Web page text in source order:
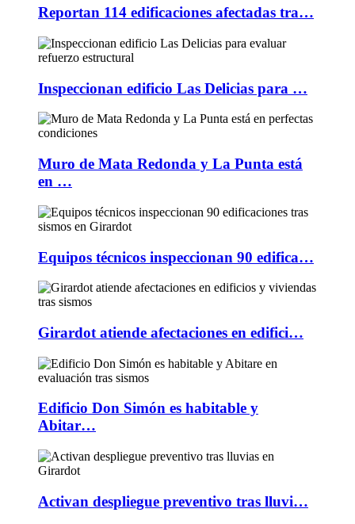
Reportan 114 edificaciones afectadas tra…
Inspeccionan edificio Las Delicias para …
Muro de Mata Redonda y La Punta está
en …
Equipos técnicos inspeccionan 90 edifica…
Girardot atiende afectaciones en edifici…
Edificio Don Simón es habitable y
Abitar…
Activan despliegue preventivo tras lluvi…